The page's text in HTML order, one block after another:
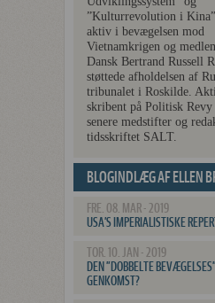
”Kulturrevolution i
aktiv i bevægelsen mod
Vietnamkrigen og
Dansk Bertrand Russell
støttede afholdelsen af
tribunalet i Roskilde.
skribent på Politisk Revy
senere medstifter og
tidsskriftet SALT.
BLOGINDLÆG AF ELLEN
FRE. 08. MAR - 2019
USA’S IMPERIALISTISKE
TOR. 10. JAN - 2019
DEN ”DOBBELTE BEVÆGELSES”
GENKOMST?